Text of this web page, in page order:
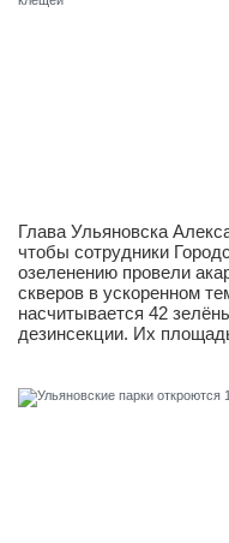
Глава Ульяновска
чтобы сотрудники
озеленению провели
скверов в ускоренном
насчитывается 42
дезинсекции. Их